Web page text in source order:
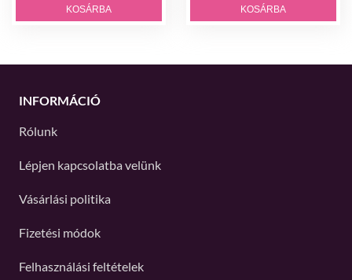
KOSÁRBA KOSÁRBA
INFORMÁCIÓ
Rólunk
Lépjen kapcsolatba velünk
Vásárlási politika
Fizetési módok
Felhasználási feltételek